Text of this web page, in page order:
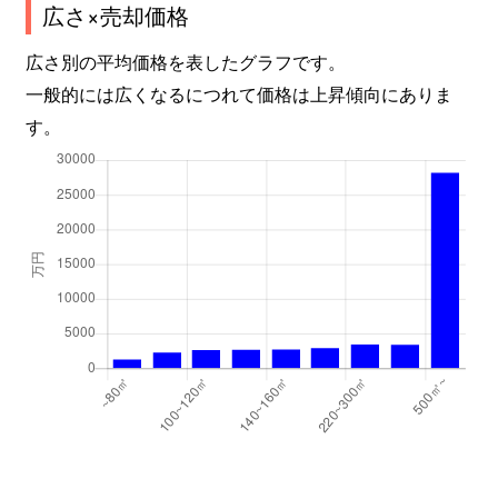
広さ×売却価格
広さ別の平均価格を表したグラフです。
一般的には広くなるにつれて価格は上昇傾向にありま
す。